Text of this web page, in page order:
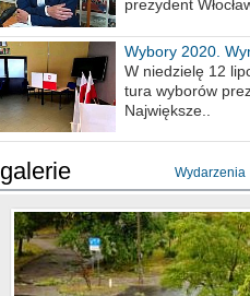
prezydent
Wybory 2020.
procent obwodów
W niedzielę 12
tura wyborów
Największe..
galerie Wydarzenia
Miasto kładzie się do snu .
Konkurs fotograficzny "Co
miejsca"
Ścieżka rowerowa w